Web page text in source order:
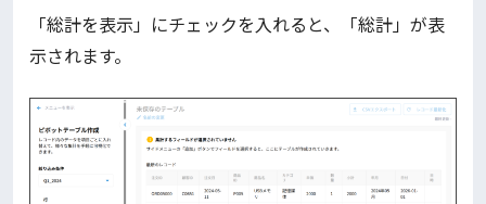
「総計を表示」にチェックを入れると、「総計」が表
示されます。